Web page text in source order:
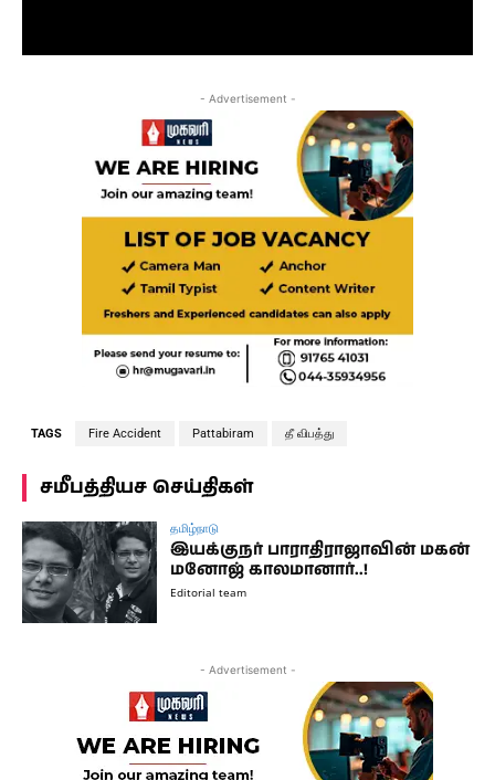
- Advertisement -
TAGS Fire Accident Pattabiram தீ விபத்து
சமீபத்தியச செய்திகள்
தமிழ்நாடு
இயக்குநர் பாராதிராஜாவின் மகன்
மனோஜ் காலமானார்..!
Editorial team
- Advertisement -